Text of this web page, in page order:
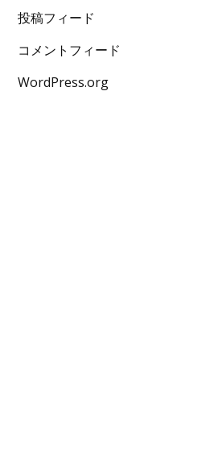
投稿フィード
コメントフィード
WordPress.org